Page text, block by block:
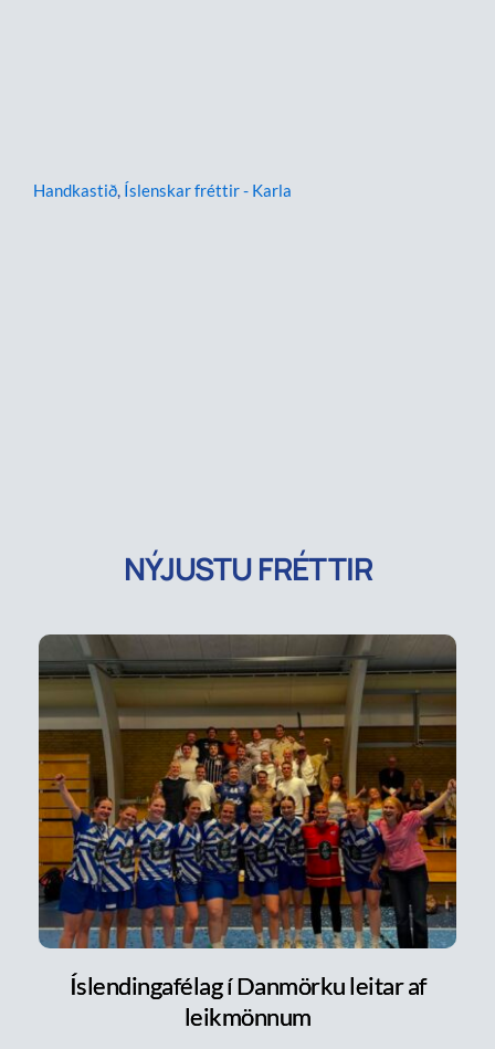
Handkastið, Íslenskar fréttir - Karla
NÝJUSTU FRÉTTIR
Íslendingafélag í Danmörku leitar af
leikmönnum